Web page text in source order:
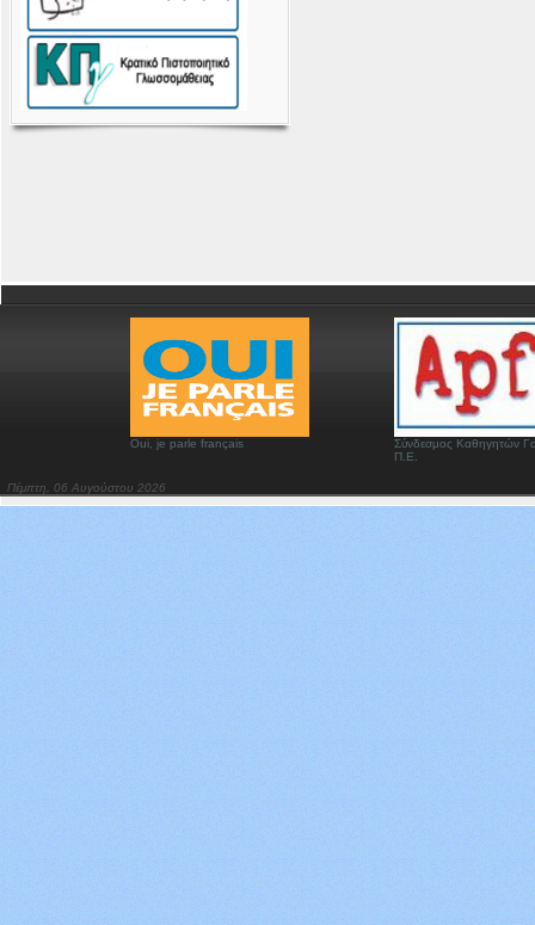
Oui, je parle français
Σύνδεσμος Καθηγητών
Π.Ε.
Πέμπτη, 06 Αυγούστου 2026